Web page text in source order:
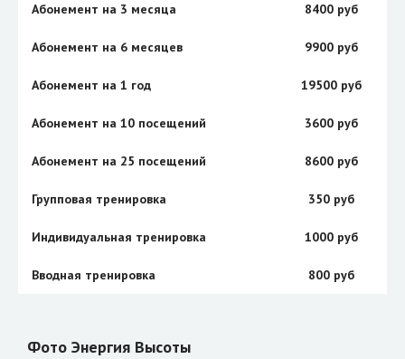
Абонемент на 3 месяца 8400 руб
Абонемент на 6 месяцев 9900 руб
Абонемент на 1 год 19500 руб
Абонемент на 10 посещений 3600 руб
Абонемент на 25 посещений 8600 руб
Групповая тренировка 350 руб
Индивидуальная тренировка 1000 руб
Вводная тренировка 800 руб
Фото Энергия Высоты